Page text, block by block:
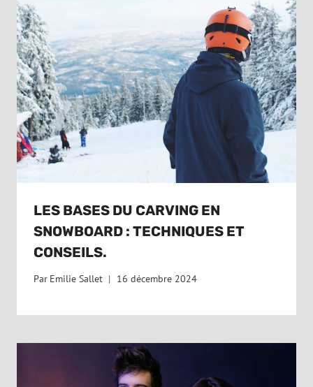
LES BASES DU CARVING EN
SNOWBOARD : TECHNIQUES ET
CONSEILS.
Par Emilie Sallet 16 décembre 2024